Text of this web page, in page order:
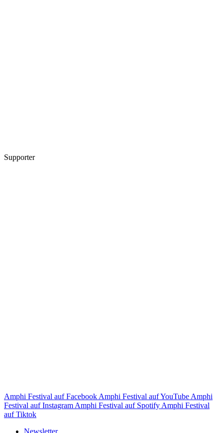
Supporter
Amphi Festival auf Facebook Amphi Festival auf YouTube Amphi
Festival auf Instagram Amphi Festival auf Spotify Amphi Festival
auf Tiktok
Newsletter